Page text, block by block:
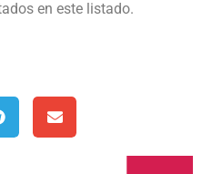
en este listado.